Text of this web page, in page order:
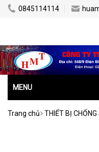
0845114114
MENU
Trang chủ THIẾT BỊ CHỐNG